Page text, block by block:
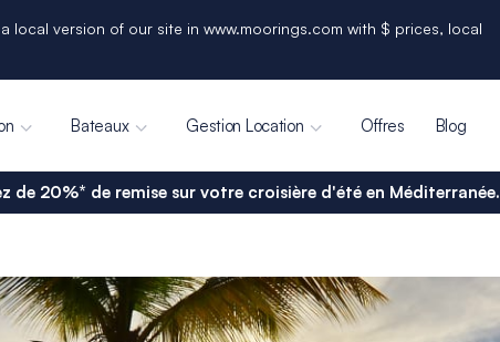
local version of our site in www.moorings.com with $ prices, local
Bateaux Gestion Location Offres Blog
de 20%* de remise sur votre croisière d'été en Méditerranée.